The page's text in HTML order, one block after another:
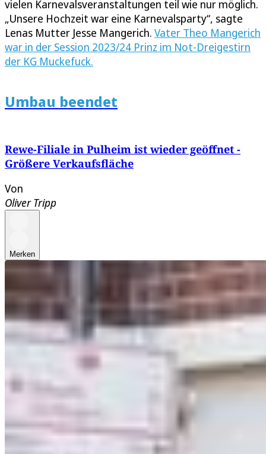
vielen Karnevalsveranstaltungen teil wie nur möglich.
„Unsere Hochzeit war eine Karnevalsparty“, sagte
Lenas Mutter Jesse Mangerich. Vater Theo Mangerich
war in der Session 2023/24 Prinz im Not-Dreigestirn
der KG Muckefuck.
Umbau beendet
Rewe-Filiale in Pulheim ist wieder geöffnet -
Größere Verkaufsfläche
Von
Oliver Tripp
Merken